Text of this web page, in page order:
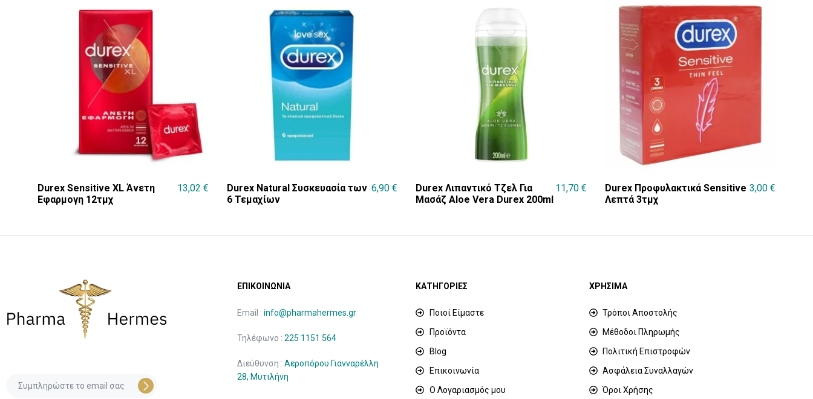
Durex Sensitive XL Άνετη
Εφαρμογη 12τμχ
13,02 €
Durex Natural Συσκευασία των
6 Τεμαχίων
6,90 €
Durex Λιπαντικό Τζελ Για
Μασάζ Aloe Vera Durex 200ml
11,70 €
Durex Προφυλακτικά Sensitive
Λεπτά 3τμχ
3,00 €
ΕΠΙΚΟΙΝΩΝΙΑ
Email : info@pharmahermes.gr
Τηλέφωνο : 225 1151 564
Διεύθυνση : Αεροπόρου Γιανναρέλλη
28, Μυτιλήνη
ΚΑΤΗΓΟΡΙΕΣ
Ποιοί Είμαστε
Προϊόντα
Blog
Επικοινωνία
Ο Λογαριασμός μου
ΧΡΗΣΙΜΑ
Τρόποι Αποστολής
Μέθοδοι Πληρωμής
Πολιτική Επιστροφών
Ασφάλεια Συναλλαγών
Όροι Χρήσης